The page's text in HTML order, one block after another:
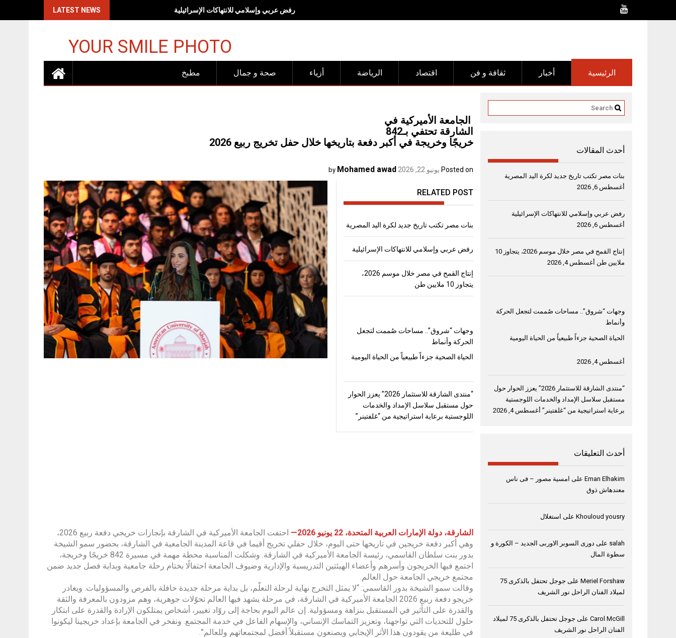
LATEST NEWS رفض عربي وإسلامي للانتهاكات الإسرائيلية
YOUR SMILE PHOTO
مطبخ صحة و جمال أزياء الرياضة اقتصاد ثقافة و فن أخبار الرئيسية
الجامعة الأميركية في
الشارقة تحتفي بـ842
خريجًا وخريجة في أكبر دفعة بتاريخها خلال حفل تخريج ربيع 2026
Posted on يونيو 22, 2026 by
Mohamed awad
RELATED POST
بنات مصر تكتب تاريخ جديد لكرة اليد المصرية
رفض عربي وإسلامي للانتهاكات الإسرائيلية
إنتاج القمح في مصر خلال موسم 2026،
يتجاوز 10 ملايين طن
وجهات “شروق”.. مساحات صُممت لتجعل
الحركة وأنماط
الحياة الصحية جزءاً طبيعياً من الحياة اليومية
“منتدى الشارقة للاستثمار 2026” يعزز الحوار
حول مستقبل سلاسل الإمداد والخدمات
اللوجستية برعاية استراتيجية من “غلفتينر”
الشارقة، دولة الإمارات العربية المتحدة، 22 يونيو 2026—
احتفت الجامعة الأميركية في الشارقة بإنجازات خريجي دفعة ربيع 2026،
وهي أكبر دفعة خريجين في تاريخها حتى اليوم، خلال حفلي تخريج أقيما في قاعة المدينة الجامعية في الشارقة، بحضور سمو الشيخة
بدور بنت سلطان القاسمي، رئيسة الجامعة الأميركية في الشارقة. وشكلت المناسبة محطة مهمة في مسيرة 842 خريجًا وخريجة،
اجتمع فيها الخريجون وأسرهم وأعضاء الهيئتين التدريسية والإدارية وضيوف الجامعة احتفالًا بختام رحلة جامعية وبداية فصل جديد ضمن
مجتمع خريجي الجامعة حول العالم.
وقالت سمو الشيخة بدور القاسمي: “لا يمثل التخرج نهاية لرحلة التعلّم، بل بداية مرحلة جديدة حافلة بالفرص والمسؤوليات. ويغادر
خريجو دفعة ربيع 2026 الجامعة الأميركية في الشارقة، في مرحلة يشهد فيها العالم تحوّلات جوهرية، وهم مزودون بالمعرفة والثقة
والقدرة على التأثير في المستقبل بنزاهة ومسؤولية. إن عالم اليوم بحاجة إلى روّاد تغيير، أشخاص يمتلكون الإرادة والقدرة على ابتكار
حلول للتحديات التي تواجهنا، وتعزيز التماسك الإنساني، والإسهام الفاعل في خدمة المجتمع. ونفخر في الجامعة بإعداد خريجينا ليكونوا
في طليعة من يقودون هذا الأثر الإيجابي ويصنعون مستقبلاً أفضل لمجتمعاتهم وللعالم”.
أحدث المقالات
بنات مصر تكتب تاريخ جديد لكرة اليد المصرية
أغسطس 6, 2026
رفض عربي وإسلامي للانتهاكات الإسرائيلية
أغسطس 6, 2026
إنتاج القمح في مصر خلال موسم 2026، يتجاوز 10
ملايين طن أغسطس 4, 2026
وجهات “شروق”.. مساحات صُممت لتجعل الحركة
وأنماط
الحياة الصحية جزءاً طبيعياً من الحياة اليومية
أغسطس 4, 2026
“منتدى الشارقة للاستثمار 2026” يعزز الحوار حول
مستقبل سلاسل الإمداد والخدمات اللوجستية
برعاية استراتيجية من “غلفتينر” أغسطس 4, 2026
أحدث التعليقات
Eman Elhakim على امسية مصور – فى ناس
معندهاش ذوق
Khouloud yousry على استغلال
salah على دورى السوبر الاوربى الجديد – الكورة و
سطوة المال
Meriel Forshaw على
جوجل تحتفل بالذكرى 75
لميلاد الفنان الراحل نور الشريف
Carol McGill على
جوجل تحتفل بالذكرى 75 لميلاد
الفنان الراحل نور الشريف